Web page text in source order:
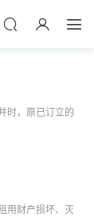
时，原已订立的
用财产损坏、灭